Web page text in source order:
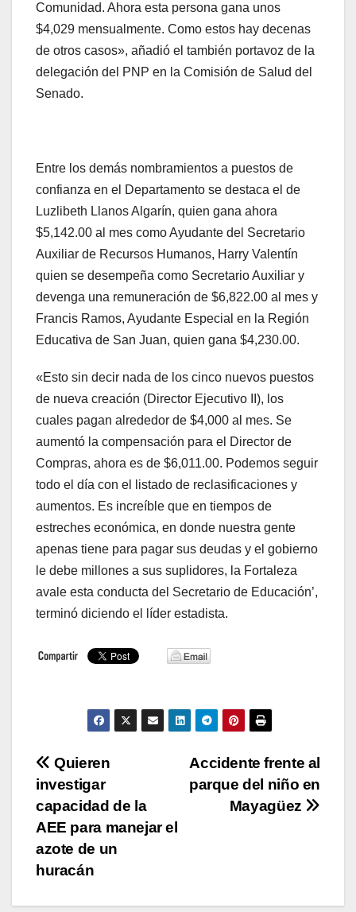
Comunidad. Ahora esta persona gana unos
$4,029 mensualmente. Como estos hay decenas
de otros casos», añadió el también portavoz de la
delegación del PNP en la Comisión de Salud del
Senado.
Entre los demás nombramientos a puestos de
confianza en el Departamento se destaca el de
Luzlibeth Llanos Algarín, quien gana ahora
$5,142.00 al mes como Ayudante del Secretario
Auxiliar de Recursos Humanos, Harry Valentín
quien se desempeña como Secretario Auxiliar y
devenga una remuneración de $6,822.00 al mes y
Francis Ramos, Ayudante Especial en la Región
Educativa de San Juan, quien gana $4,230.00.
«Esto sin decir nada de los cinco nuevos puestos
de nueva creación (Director Ejecutivo II), los
cuales pagan alrededor de $4,000 al mes. Se
aumentó la compensación para el Director de
Compras, ahora es de $6,011.00. Podemos seguir
todo el día con el listado de reclasificaciones y
aumentos. Es increíble que en tiempos de
estreches económica, en donde nuestra gente
apenas tiene para pagar sus deudas y el gobierno
le debe millones a sus suplidores, la Fortaleza
avale esta conducta del Secretario de Educación’,
terminó diciendo el líder estadista.
Navegación
de
entradas
Accidente frente al
parque del niño en
Mayagüez
Quieren
investigar
capacidad de la
AEE para manejar el
azote de un
huracán